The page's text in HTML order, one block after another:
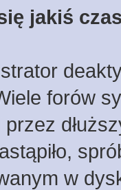
jakiś
forów
w